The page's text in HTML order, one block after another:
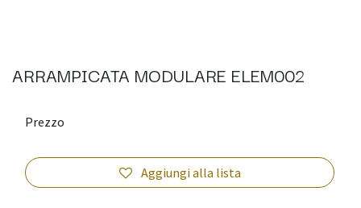
ARRAMPICATA MODULARE ELEM002
Aggiungi alla lista
Prezzo